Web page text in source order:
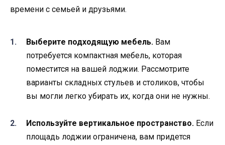
времени с семьей и друзьями.
Выберите подходящую мебель. Вам
потребуется компактная мебель, которая
поместится на вашей лоджии. Рассмотрите
варианты складных стульев и столиков, чтобы
вы могли легко убирать их, когда они не нужны.
Используйте вертикальное пространство. Если
площадь лоджии ограничена, вам придется